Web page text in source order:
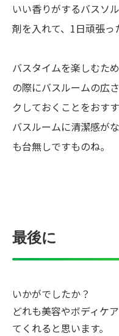
いい香りがするバスソ
剤を入れて、1日頑張っ
バスタイムを楽しむた
の際にバスルームの広
クしておくことをおすす
バスルームに清潔感が
も台無しですものね。
最後に
いかがでしたか？
どれも美容やボディケ
てくれると思います。